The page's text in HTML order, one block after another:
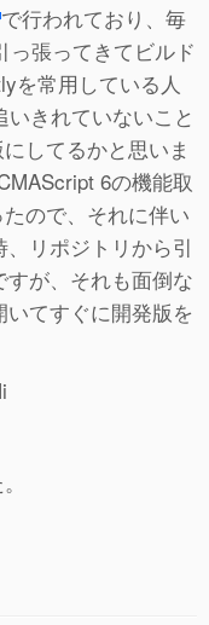
で行われており、毎
っ張ってきてビルド
を常用している人
きれていないこと
してるかと思いま
6の機能取
ので、それに伴い
、リポジトリから引
が、それも面倒な
いてすぐに開発版を